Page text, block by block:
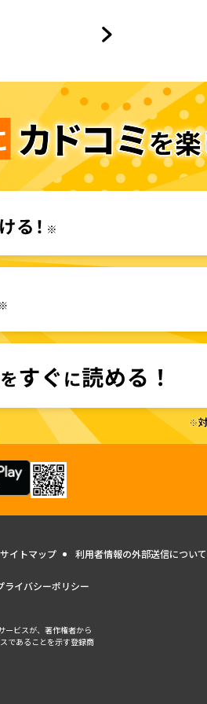
サイトマップ 利用者情報の外部送信について
ライバシーポリシー
ービスが、著作権者から
であることを示す登録商